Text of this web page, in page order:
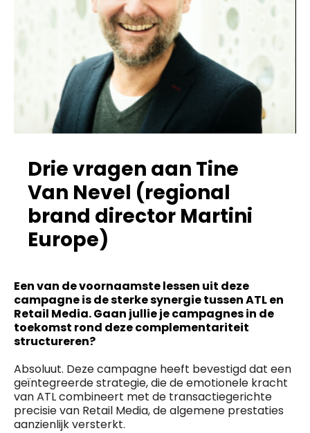
Drie vragen aan Tine
Van Nevel (regional
brand director Martini
Europe)
Een van de voornaamste lessen uit deze
campagne is de sterke synergie tussen ATL en
Retail Media. Gaan jullie je campagnes in de
toekomst rond deze complementariteit
structureren?
Absoluut. Deze campagne heeft bevestigd dat een
geïntegreerde strategie, die de emotionele kracht
van ATL combineert met de transactiegerichte
precisie van Retail Media, de algemene prestaties
aanzienlijk versterkt.